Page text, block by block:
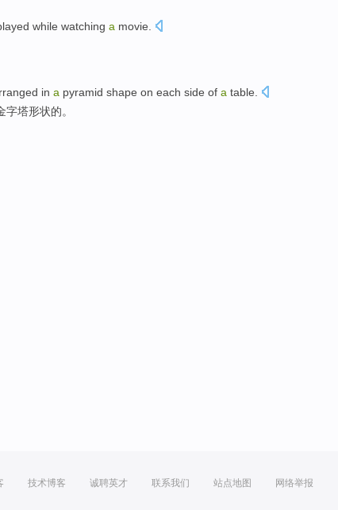
while watching a movie
in a pyramid shape on each side of a table
字塔形状的。
技术博客 诚聘英才 联系我们 站点地图 网络举报